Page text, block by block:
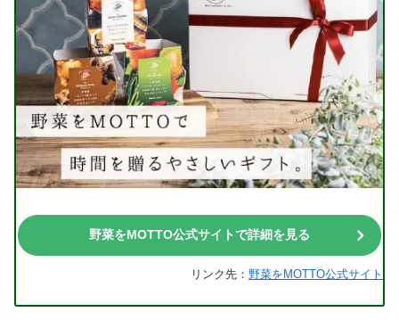
野菜をMOTTO公式サイトで詳細を見る
リンク先： 野菜をMOTTO公式サイト